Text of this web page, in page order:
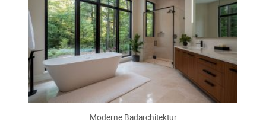
Moderne Badarchitektur